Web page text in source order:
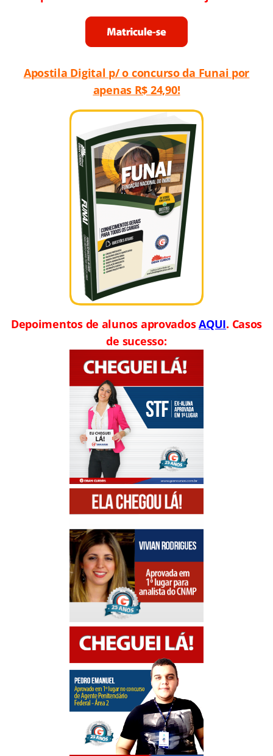
Apostila Digital p/ o concurso da Funai por
apenas R$ 24,90!
Depoimentos de alunos aprovadosAQUI. Casos
de sucesso: